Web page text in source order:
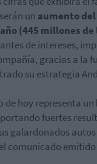
un aumento
(445 millones
de intereses,
gracias a la
su estrategia
de hoy representa un
fuertes
galardonados
comunicado